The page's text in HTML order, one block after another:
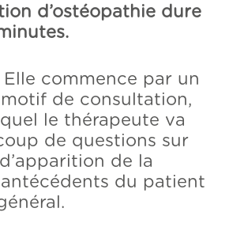
d’ostéopathie dure
Elle commence par un
de consultation,
le thérapeute va
de questions sur
de la
du patient